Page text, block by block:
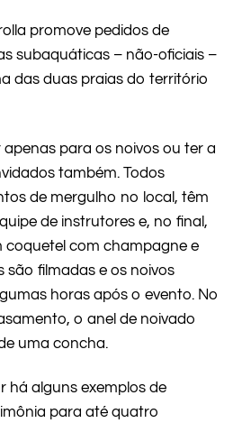
promove pedidos de
subaquáticas – não-oficiais –
das duas praias do território
para os noivos ou ter a
também. Todos
de mergulho no local, têm
de instrutores e, no final,
coquetel com champagne e
são filmadas e os noivos
horas após o evento. No
o anel de noivado
uma concha.
há alguns exemplos de
para até quatro